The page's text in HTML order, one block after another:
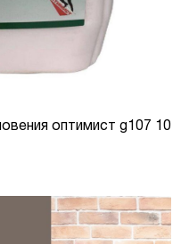
оптимист g107 10